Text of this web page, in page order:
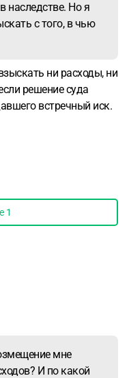
наследстве. Но я
с того, в чью
ни расходы, ни
решение суда
встречный иск.
1
мне
И по какой